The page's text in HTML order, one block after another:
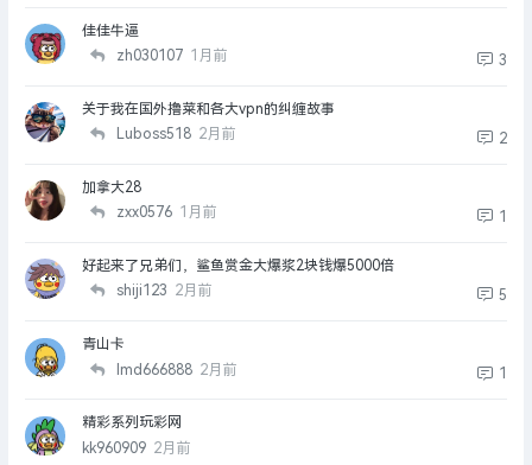
佳佳牛逼
zh030107 1月前 3
关于我在国外撸菜和各大vpn的纠缠故事
Luboss518 2月前 2
加拿大28
zxx0576 1月前 1
好起来了兄弟们，鲨鱼赏金大爆浆2块钱爆5000倍
shiji123 2月前 5
青山卡
lmd666888 2月前 1
精彩系列玩彩网
kk960909 2月前